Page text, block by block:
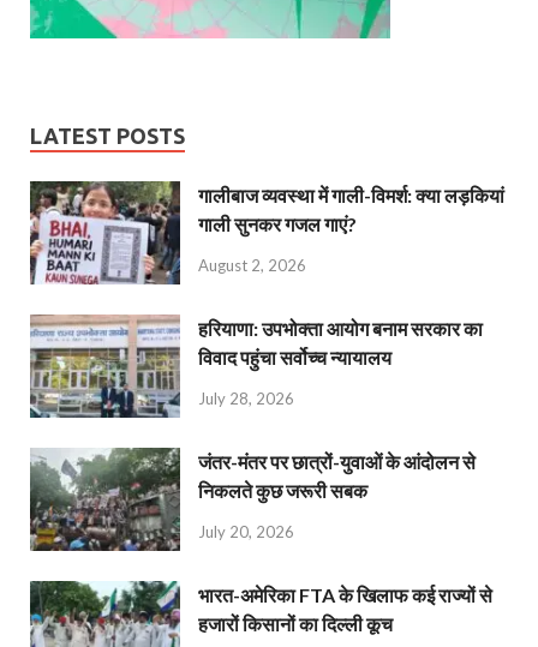
LATEST POSTS
गालीबाज व्‍यवस्‍था में गाली-विमर्श: क्या लड़कियां
गाली सुनकर गजल गाएं?
August 2, 2026
हरियाणा: उपभोक्ता आयोग बनाम सरकार का
विवाद पहुंचा सर्वोच्च न्यायालय
July 28, 2026
जंतर-मंतर पर छात्रों-युवाओं के आंदोलन से
निकलते कुछ जरूरी सबक
July 20, 2026
भारत-अमेरिका FTA के खिलाफ कई राज्यों से
हजारों किसानों का दिल्ली कूच